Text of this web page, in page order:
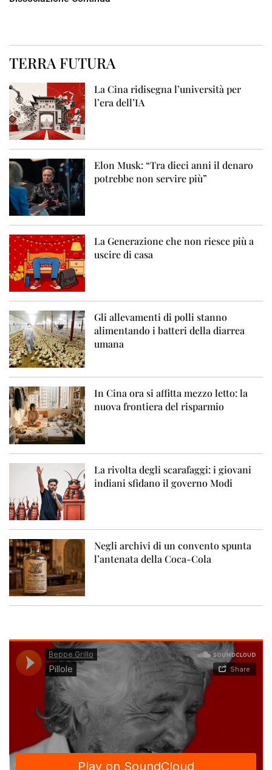
TERRA FUTURA
La Cina ridisegna l’università per
l’era dell’IA
Elon Musk: “Tra dieci anni il denaro
potrebbe non servire più”
La Generazione che non riesce più a
uscire di casa
Gli allevamenti di polli stanno
alimentando i batteri della diarrea
umana
In Cina ora si affitta mezzo letto: la
nuova frontiera del risparmio
La rivolta degli scarafaggi: i giovani
indiani sfidano il governo Modi
Negli archivi di un convento spunta
l’antenata della Coca-Cola